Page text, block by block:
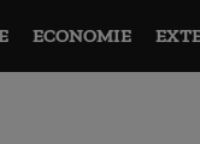
ECONOMIE